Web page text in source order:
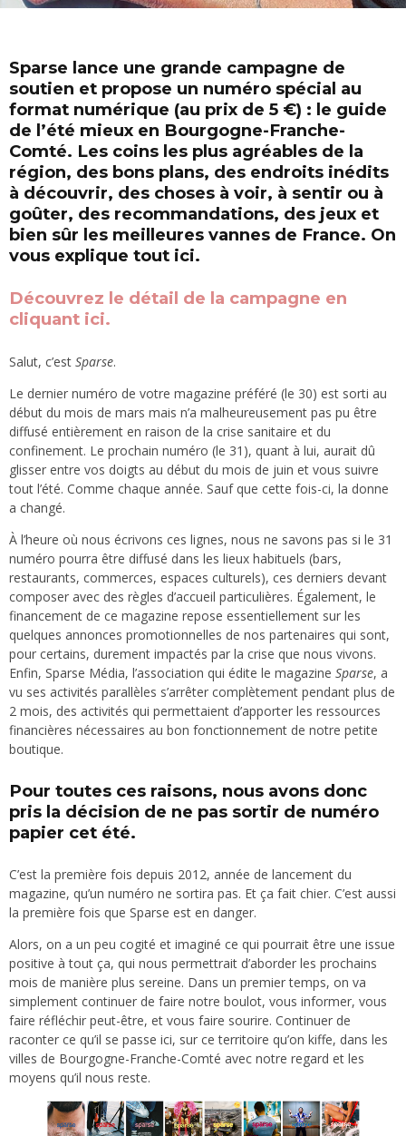
Sparse lance une grande campagne de
soutien et propose un numéro spécial au
format numérique (au prix de 5 €) : le guide
de l’été mieux en Bourgogne-Franche-
Comté. Les coins les plus agréables de la
région, des bons plans, des endroits inédits
à découvrir, des choses à voir, à sentir ou à
goûter, des recommandations, des jeux et
bien sûr les meilleures vannes de France. On
vous explique tout ici.
Découvrez le détail de la campagne en
cliquant ici.
Salut, c’est Sparse.
Le dernier numéro de votre magazine préféré (le 30) est sorti au
début du mois de mars mais n’a malheureusement pas pu être
diffusé entièrement en raison de la crise sanitaire et du
confinement. Le prochain numéro (le 31), quant à lui, aurait dû
glisser entre vos doigts au début du mois de juin et vous suivre
tout l’été. Comme chaque année. Sauf que cette fois-ci, la donne
a changé.
À l’heure où nous écrivons ces lignes, nous ne savons pas si le 31
numéro pourra être diffusé dans les lieux habituels (bars,
restaurants, commerces, espaces culturels), ces derniers devant
composer avec des règles d’accueil particulières. Également, le
financement de ce magazine repose essentiellement sur les
quelques annonces promotionnelles de nos partenaires qui sont,
pour certains, durement impactés par la crise que nous vivons.
Enfin, Sparse Média, l’association qui édite le magazine Sparse, a
vu ses activités parallèles s’arrêter complètement pendant plus de
2 mois, des activités qui permettaient d’apporter les ressources
financières nécessaires au bon fonctionnement de notre petite
boutique.
Pour toutes ces raisons, nous avons donc
pris la décision de ne pas sortir de numéro
papier cet été.
C’est la première fois depuis 2012, année de lancement du
magazine, qu’un numéro ne sortira pas. Et ça fait chier. C’est aussi
la première fois que Sparse est en danger.
Alors, on a un peu cogité et imaginé ce qui pourrait être une issue
positive à tout ça, qui nous permettrait d’aborder les prochains
mois de manière plus sereine. Dans un premier temps, on va
simplement continuer de faire notre boulot, vous informer, vous
faire réfléchir peut-être, et vous faire sourire. Continuer de
raconter ce qu’il se passe ici, sur ce territoire qu’on kiffe, dans les
villes de Bourgogne-Franche-Comté avec notre regard et les
moyens qu’il nous reste.